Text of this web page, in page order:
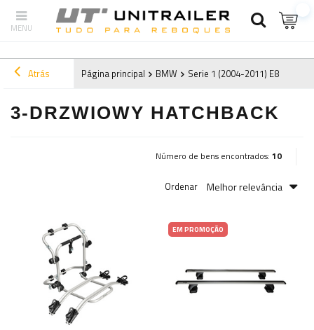
Atrás Página principal BMW Serie 1 (2004-2011) E87
3-DRZWIOWY HATCHBACK
Número de bens encontrados: 10
Ordenar Melhor relevância
EM PROMOÇÃO